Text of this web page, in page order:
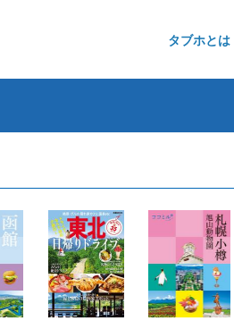
タブホとは